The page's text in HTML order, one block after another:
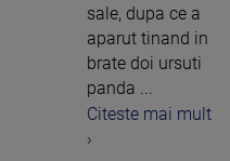
sale, dupa ce a
aparut tinand in
brate doi ursuti
panda ...
Citeste mai mult
›